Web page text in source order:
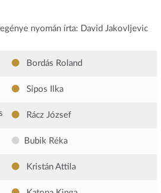
nyomán írta: David Jakovljevic
Bordás Roland
Sipos Ilka
Rácz József
Bubik Réka
Kristán Attila